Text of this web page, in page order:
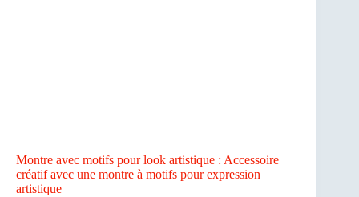
Montre avec motifs pour look artistique : Accessoire
créatif avec une montre à motifs pour expression
artistique